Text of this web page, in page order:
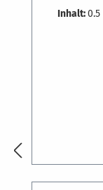
als
Inhalt: